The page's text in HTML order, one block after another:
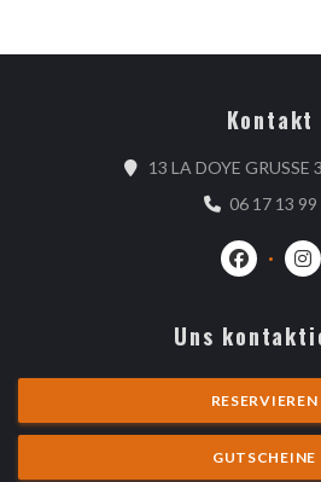
Kontakt
13 LA DOYE GRUSSE
06 17 13 99
Uns
RESERVIEREN
GUTSCHEINE